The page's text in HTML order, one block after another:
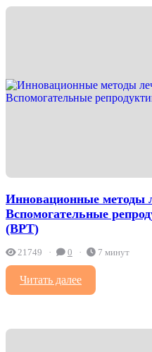
Инновационные методы
Вспомогательные
(ВРТ)
21749 0 7 минут
Читать далее